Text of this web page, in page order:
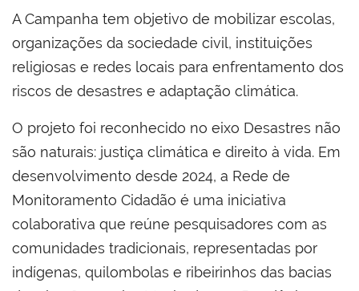
A Campanha tem objetivo de mobilizar escolas,
organizações da sociedade civil, instituições
religiosas e redes locais para enfrentamento dos
riscos de desastres e adaptação climática.
O projeto foi reconhecido no eixo Desastres não
são naturais: justiça climática e direito à vida. Em
desenvolvimento desde 2024, a Rede de
Monitoramento Cidadão é uma iniciativa
colaborativa que reúne pesquisadores com as
comunidades tradicionais, representadas por
indígenas, quilombolas e ribeirinhos das bacias